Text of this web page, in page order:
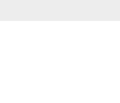
aceptación sin